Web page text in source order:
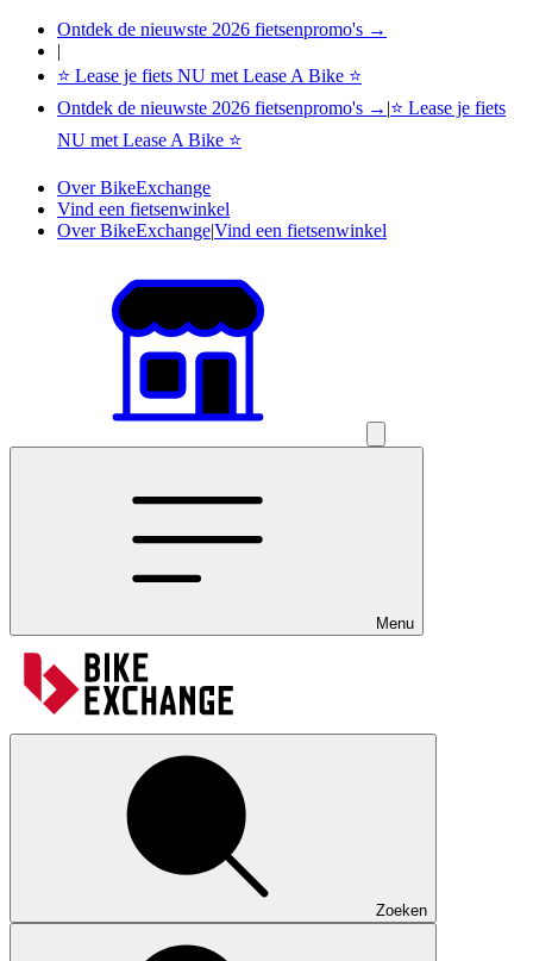
Ontdek de nieuwste 2026 fietsenpromo's →
|
⭐ Lease je fiets NU met Lease A Bike ⭐
Ontdek de nieuwste 2026 fietsenpromo's → |⭐ Lease je fiets
NU met Lease A Bike ⭐
Over BikeExchange
Vind een fietsenwinkel
Over BikeExchange|Vind een fietsenwinkel
Menu
Zoeken